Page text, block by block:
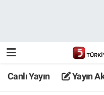
Canlı Yayın Yayın
TV 5 Ekranı ve